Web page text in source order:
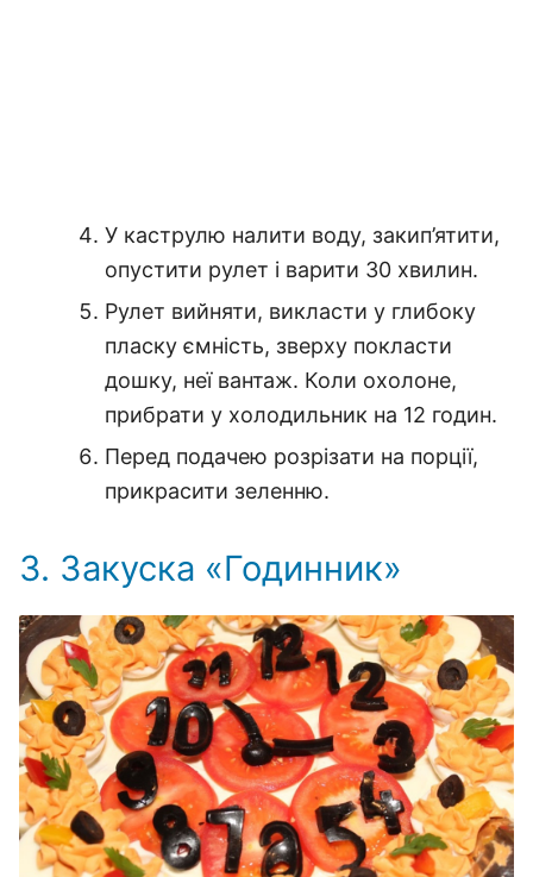
У каструлю налити воду, закип’ятити,
опустити рулет і варити 30 хвилин.
Рулет вийняти, викласти у глибоку
пласку ємність, зверху покласти
дошку, неї вантаж. Коли охолоне,
прибрати у холодильник на 12 годин.
Перед подачею розрізати на порції,
прикрасити зеленню.
3. Закуска «Годинник»